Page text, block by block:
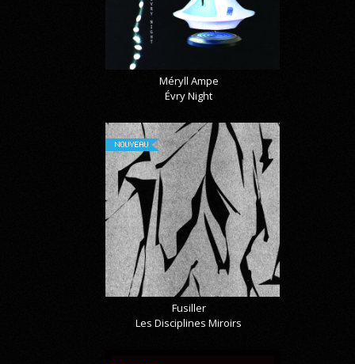
Méryll Ampe
Évry Night
NOUVEAU
Fusiller
Les Disciplines Miroirs